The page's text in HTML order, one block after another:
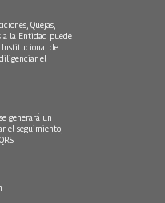
Quejas,
a la Entidad puede
de
el
generará un
el seguimiento,